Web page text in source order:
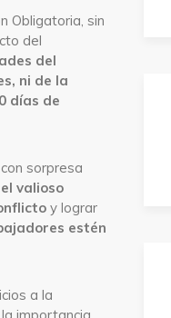
Obligatoria, sin
del
del
ni de la
días de
sorpresa
valioso
y lograr
estén
a la